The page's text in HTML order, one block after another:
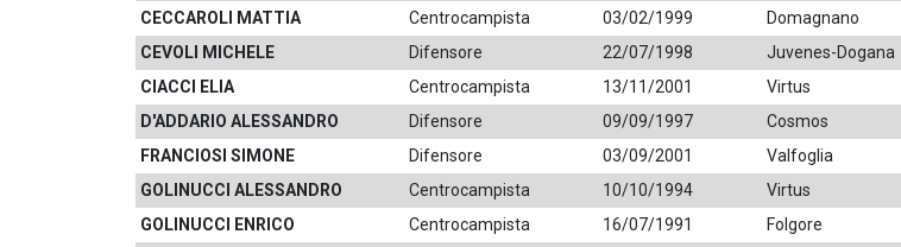
CECCAROLI MATTIA
Centrocampista 03/02/1999 Domagnano
CEVOLI MICHELE
Difensore 22/07/1998 Juvenes-Dogana
CIACCI ELIA
Centrocampista 13/11/2001 Virtus
D'ADDARIO ALESSANDRO
Difensore 09/09/1997 Cosmos
FRANCIOSI SIMONE
Difensore 03/09/2001 Valfoglia
GOLINUCCI ALESSANDRO
Centrocampista 10/10/1994 Virtus
GOLINUCCI ENRICO
Centrocampista 16/07/1991 Folgore